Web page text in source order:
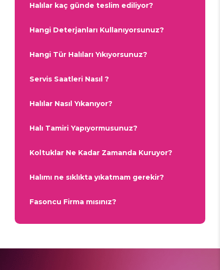
Halılar kaç günde teslim ediliyor?
Hangi Deterjanları Kullanıyorsunuz?
Hangi Tür Halıları Yıkıyorsunuz?
Servis Saatleri Nasıl ?
Halılar Nasıl Yıkanıyor?
Halı Tamiri Yapıyormusunuz?
Koltuklar Ne Kadar Zamanda Kuruyor?
Halımı ne sıklıkta yıkatmam gerekir?
Fasoncu Firma mısınız?